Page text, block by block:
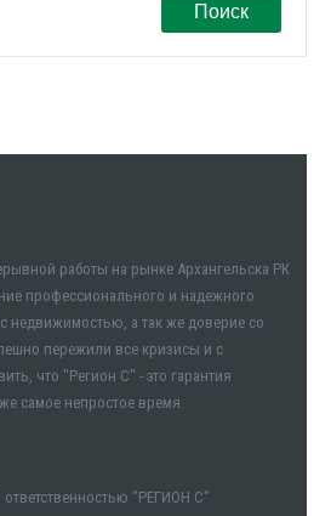
Поиск
работы на рынке Архангельска РК
профессионального и надежного
недвижимостью, а так же доверие со
пережили все кризисы и с
что "Регион С" - это гарантия
самое непростое время.
"РЕГИОН С"